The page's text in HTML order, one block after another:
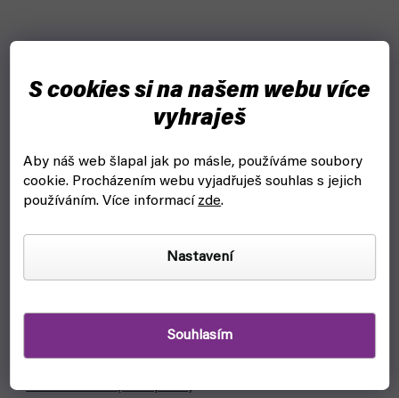
S cookies si na našem webu více
vyhraješ
Aby náš web šlapal jak po másle, používáme soubory
cookie. Procházením webu vyjadřuješ souhlas s jejich
používáním. Více informací zde.
Nastavení
Souhlasím